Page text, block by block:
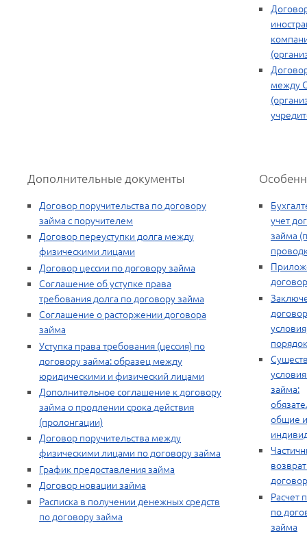
между
Дополнительные документы
Договор поручительства по договору
займа с поручителем
Договор переуступки долга между
физическими лицами
Договор цессии по договору займа
Соглашение об уступке права
требования долга по договору займа
Соглашение о расторжении договора
займа
Уступка права требования (цессия) по
договору займа: образец между
юридическими и физический лицами
Дополнительное соглашение к договору
займа о продлении срока действия
(пролонгации)
Договор поручительства между
физическими лицами по договору займа
График предоставления займа
Договор новации займа
Расписка в получении денежных средств
по договору займа
учет
займа
порядок
займа:
общие и
Расчет
по
займа